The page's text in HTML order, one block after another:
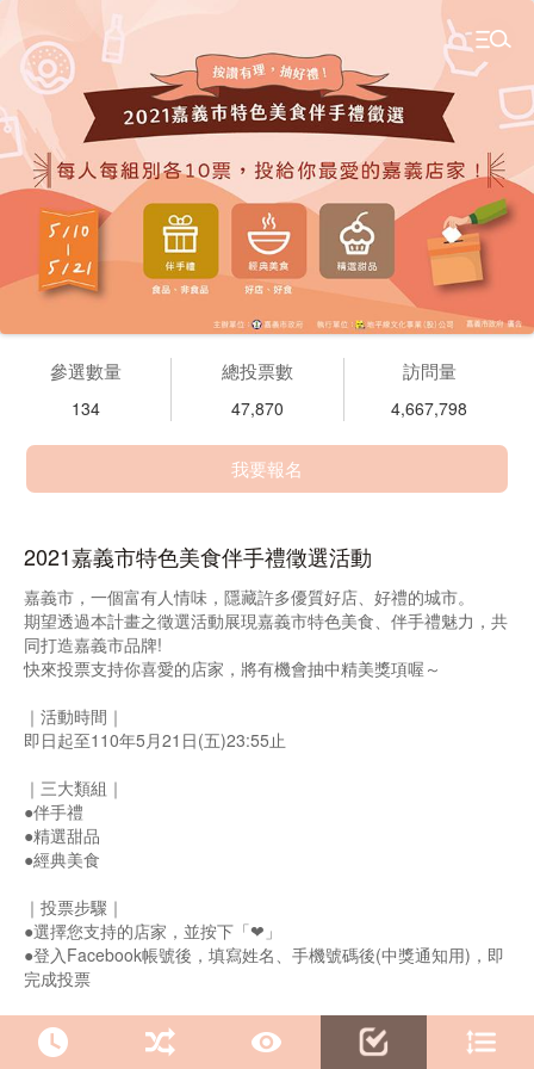
參選數量
134
總投票數
47,870
訪問量
4,667,798
我要報名
2021嘉義市特色美食伴手禮徵選活動
嘉義市，一個富有人情味，隱藏許多優質好店、好禮的城市。
期望透過本計畫之徵選活動展現嘉義市特色美食、伴手禮魅力，共
同打造嘉義市品牌!
快來投票支持你喜愛的店家，將有機會抽中精美獎項喔～
｜活動時間｜
即日起至110年5月21日(五)23:55止
｜三大類組｜
●伴手禮
●精選甜品
●經典美食
｜投票步驟｜
●選擇您支持的店家，並按下「❤」
●登入Facebook帳號後，填寫姓名、手機號碼後(中獎通知用)，即
完成投票
｜投票辦法｜
●5/10-21每人可於每組(伴手禮/精選甜品/經典美食)各投10票，共